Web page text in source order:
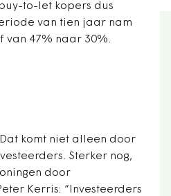
to-let kopers dus
van tien jaar nam
van 47% naar 30%.
komt niet alleen door
Sterker nog,
door
Kerris: “Investeerders